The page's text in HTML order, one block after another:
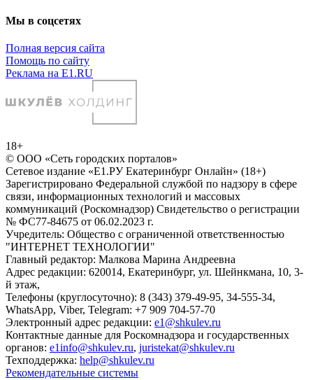
Мы в соцсетях
Полная версия сайта
Помощь по сайту
Реклама на E1.RU
18+
© ООО «Сеть городских порталов»
Сетевое издание «Е1.РУ Екатеринбург Онлайн» (18+)
Зарегистрировано Федеральной службой по надзору в сфере
связи, информационных технологий и массовых
коммуникаций (Роскомнадзор) Свидетельство о регистрации
№ ФС77-84675 от 06.02.2023 г.
Учредитель: Общество с ограниченной ответственностью
"ИНТЕРНЕТ ТЕХНОЛОГИИ"
Главный редактор: Малкова Марина Андреевна
Адрес редакции: 620014, Екатеринбург, ул. Шейнкмана, 10, 3-
й этаж,
Телефоны (круглосуточно): 8 (343) 379-49-95, 34-555-34,
WhatsApp, Viber, Telegram: +7 909 704-57-70
Электронный адрес редакции: e1@shkulev.ru
Контактные данные для Роскомнадзора и государственных
органов: e1info@shkulev.ru, juristekat@shkulev.ru
Техподдержка: help@shkulev.ru
Рекомендательные системы